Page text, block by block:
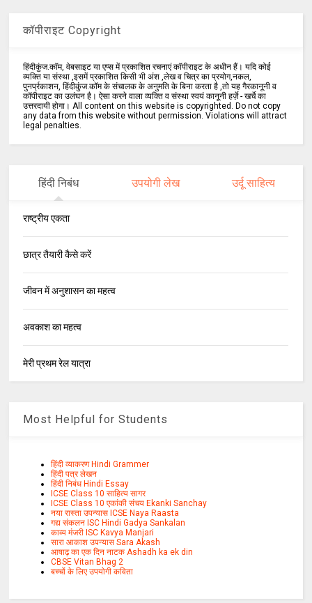
कॉपीराइट Copyright
हिंदीकुंज.कॉम, वेबसाइट या एप्स में प्रकाशित रचनाएं कॉपीराइट के अधीन हैं। यदि कोई
व्यक्ति या संस्था ,इसमें प्रकाशित किसी भी अंश ,लेख व चित्र का प्रयोग,नकल,
पुनर्प्रकाशन, हिंदीकुंज.कॉम के संचालक के अनुमति के बिना करता है ,तो यह गैरकानूनी व
कॉपीराइट का उलंघन है। ऐसा करने वाला व्यक्ति व संस्था स्वयं कानूनी हर्ज़े - खर्चे का
उत्तरदायी होगा। All content on this website is copyrighted. Do not copy
any data from this website without permission. Violations will attract
legal penalties.
हिंदी निबंध उपयोगी लेख उर्दू साहित्य
राष्ट्रीय एकता
छात्र तैयारी कैसे करें
जीवन में अनुशासन का महत्व
अवकाश का महत्व
मेरी प्रथम रेल यात्रा
Most Helpful for Students
हिंदी व्याकरण Hindi Grammer
हिंदी पत्र लेखन
हिंदी निबंध Hindi Essay
ICSE Class 10 साहित्य सागर
ICSE Class 10 एकांकी संचय Ekanki Sanchay
नया रास्ता उपन्यास ICSE Naya Raasta
गद्य संकलन ISC Hindi Gadya Sankalan
काव्य मंजरी ISC Kavya Manjari
सारा आकाश उपन्यास Sara Akash
आषाढ़ का एक दिन नाटक Ashadh ka ek din
CBSE Vitan Bhag 2
बच्चों के लिए उपयोगी कविता